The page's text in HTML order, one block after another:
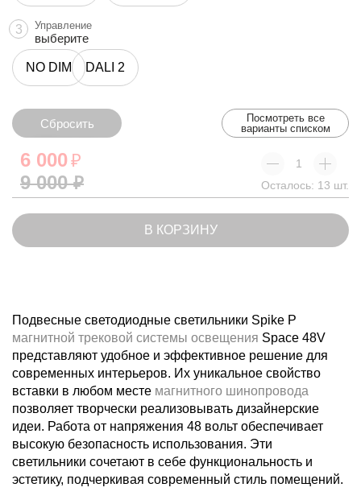
3 Управление
выберите
NO DIM DALI 2
Посмотреть все
варианты списком
Сбросить
6 000₽
9 000 ₽ Осталось: 13 шт.
В КОРЗИНУ
Подвесные светодиодные светильники Spike P
магнитной трековой системы освещения Space 48V
представляют удобное и эффективное решение для
современных интерьеров. Их уникальное свойство
вставки в любом месте магнитного шинопровода
позволяет творчески реализовывать дизайнерские
идеи. Работа от напряжения 48 вольт обеспечивает
высокую безопасность использования. Эти
светильники сочетают в себе функциональность и
эстетику, подчеркивая современный стиль помещений.